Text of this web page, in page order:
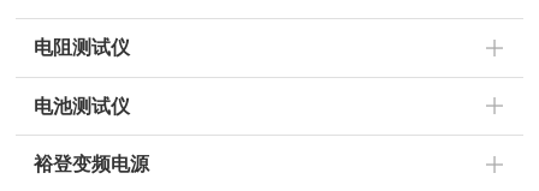
电阻测试仪
电池测试仪
裕登变频电源